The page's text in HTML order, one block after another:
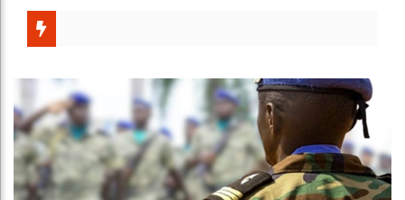
Bénin :
Aliko